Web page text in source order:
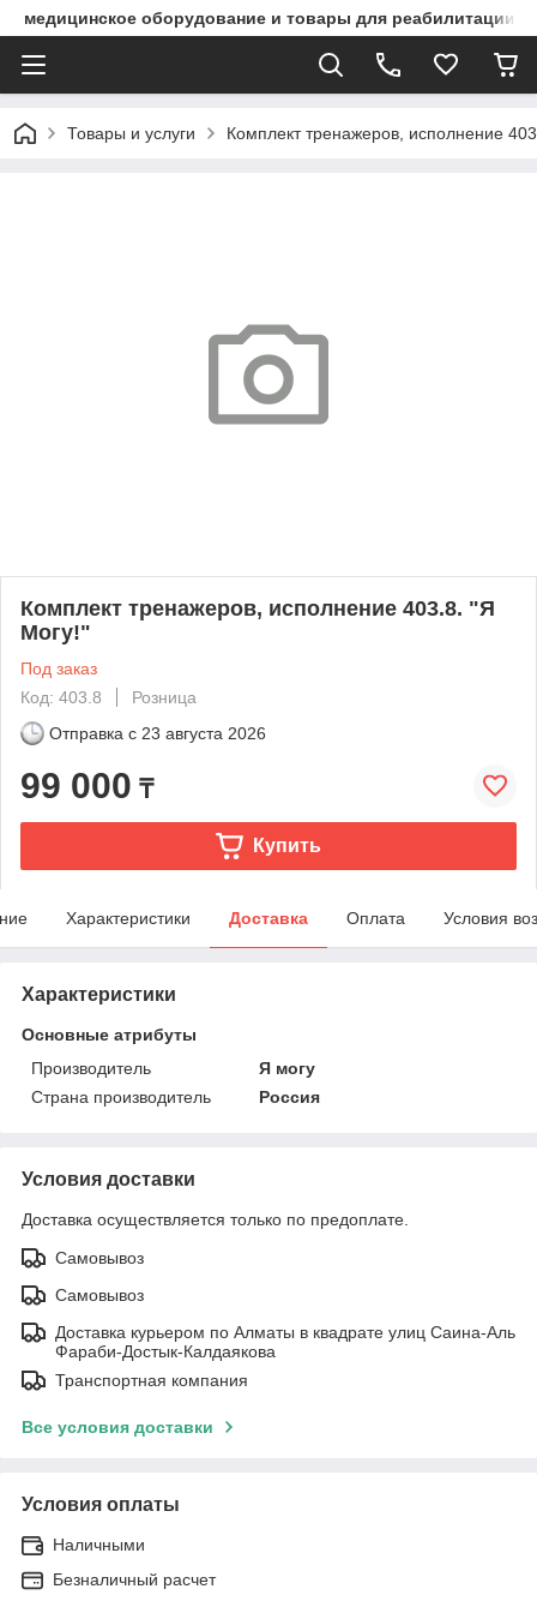
медицинское оборудование и товары для реабилитации
Товары и услуги Комплект тренажеров, исполнение
Комплект тренажеров, исполнение 403.8. "Я
Могу!"
Под заказ
Код: 403.8
Розница
Отправка с 23 августа 2026
99 000 ₸
Купить
Характеристики Доставка Оплата Условия
Характеристики
Основные атрибуты
Производитель
Я могу
Страна производитель
Россия
Условия доставки
Доставка осуществляется только по предоплате.
Самовывоз
Самовывоз
Доставка курьером по Алматы в квадрате улиц Саина-Аль
Фараби-Достык-Калдаякова
Транспортная компания
Все условия доставки
Условия оплаты
Наличными
Безналичный расчет